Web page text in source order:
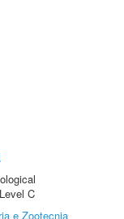
C
e Zootecnia